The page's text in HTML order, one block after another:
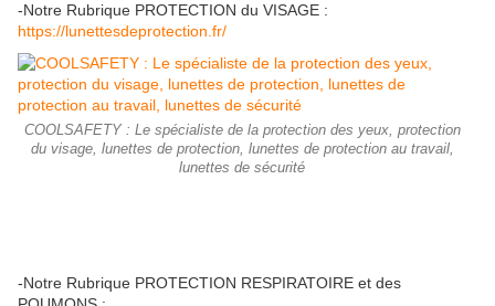
-Notre Rubrique PROTECTION du VISAGE :
https://lunettesdeprotection.fr/
COOLSAFETY : Le spécialiste de la protection des yeux, protection
du visage, lunettes de protection, lunettes de protection au travail,
lunettes de sécurité
-Notre Rubrique PROTECTION RESPIRATOIRE et des